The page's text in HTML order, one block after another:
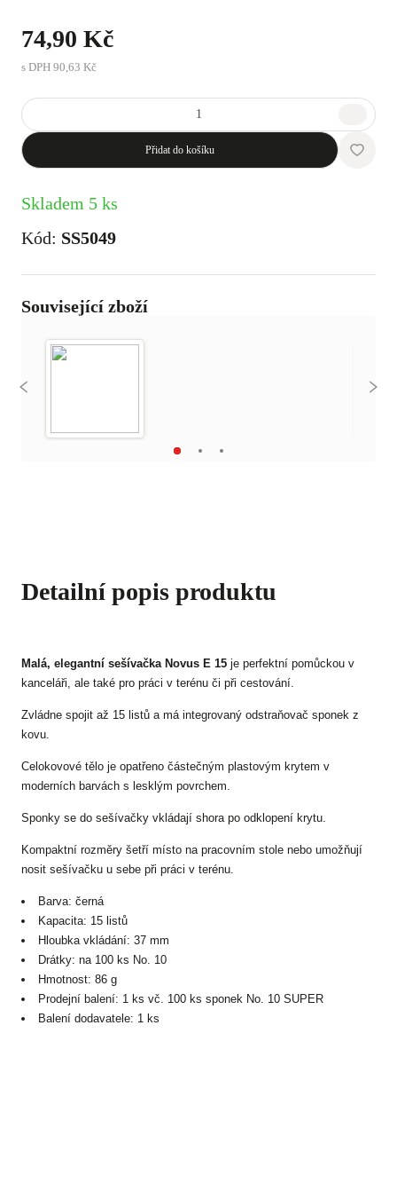
74,90 Kč
s DPH 90,63 Kč
Přidat do košíku
Skladem 5 ks
Kód: SS5049
Související zboží
Detailní popis produktu
Malá, elegantní sešívačka Novus E 15 je perfektní pomůckou v
kanceláři, ale také pro práci v terénu či při cestování.
Zvládne spojit až 15 listů a má integrovaný odstraňovač sponek z
kovu.
Celokovové tělo je opatřeno částečným plastovým krytem v
moderních barvách s lesklým povrchem.
Sponky se do sešívačky vkládají shora po odklopení krytu.
Kompaktní rozměry šetří místo na pracovním stole nebo umožňují
nosit sešívačku u sebe při práci v terénu.
Barva: černá
Kapacita: 15 listů
Hloubka vkládání: 37 mm
Drátky: na 100 ks No. 10
Hmotnost: 86 g
Prodejní balení: 1 ks vč. 100 ks sponek No. 10 SUPER
Balení dodavatele: 1 ks